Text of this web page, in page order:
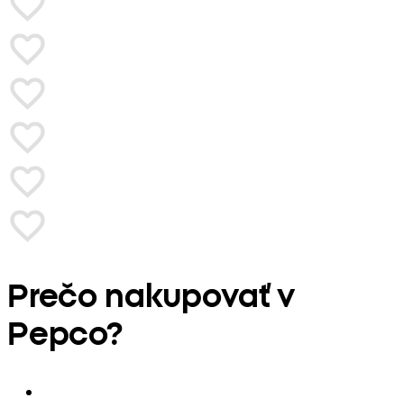
Prečo nakupovať v
Pepco?